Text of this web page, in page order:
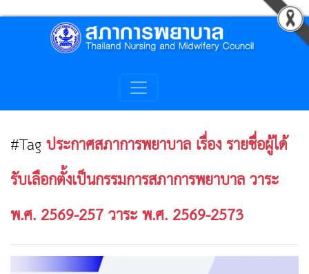
#Tagประกาศสภาการพยาบาล เรื่อง รายชื่อผู้ได้
รับเลือกตั้งเป็นกรรมการสภาการพยาบาล วาระ
พ.ศ. 2569-257 วาระ พ.ศ. 2569-2573